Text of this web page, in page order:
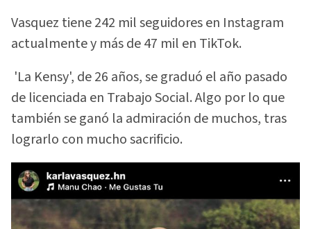
Vasquez tiene 242 mil seguidores en Instagram
actualmente y más de 47 mil en TikTok.
'La Kensy', de 26 años, se graduó el año pasado
de licenciada en Trabajo Social. Algo por lo que
también se ganó la admiración de muchos, tras
lograrlo con mucho sacrificio.